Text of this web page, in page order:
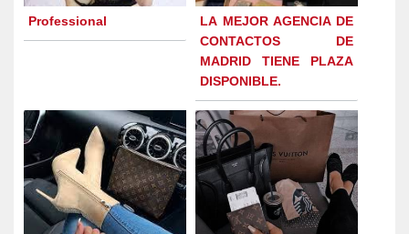
Professional
LA MEJOR AGENCIA DE
CONTACTOS DE
MADRID TIENE PLAZA
DISPONIBLE.